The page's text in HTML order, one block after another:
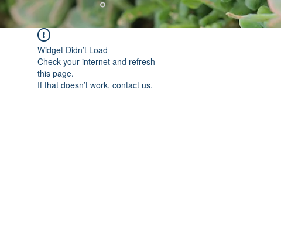
Widget Didn’t Load
Check your internet and refresh
this page.
If that doesn’t work, contact us.